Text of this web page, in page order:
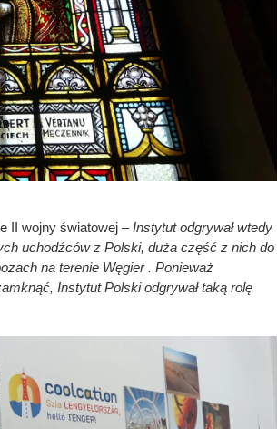
II wojny światowej –Instytut odgrywał wtedy
uchodźców z Polski, duża część z nich do
na terenie Węgier . Ponieważ
Instytut Polski odgrywał taką rolę